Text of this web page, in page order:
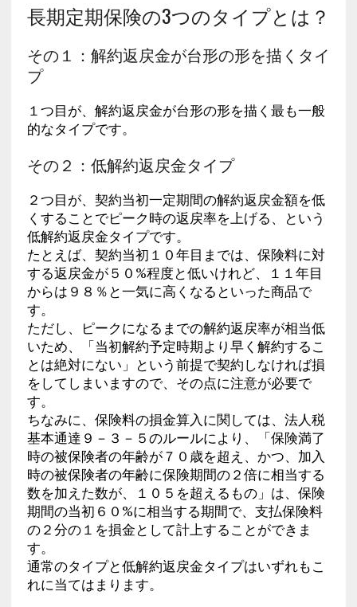
長期定期保険の3つのタイプとは？
その１：解約返戻金が台形の形を描くタイ
プ
１つ目が、解約返戻金が台形の形を描く最も一般
的なタイプです。
その２：低解約返戻金タイプ
２つ目が、契約当初一定期間の解約返戻金額を低
くすることでピーク時の返戻率を上げる、という
低解約返戻金タイプです。
たとえば、契約当初１０年目までは、保険料に対
する返戻金が５０%程度と低いけれど、１１年目
からは９８％と一気に高くなるといった商品で
す。
ただし、ピークになるまでの解約返戻率が相当低
いため、「当初解約予定時期より早く解約するこ
とは絶対にない」という前提で契約しなければ損
をしてしまいますので、その点に注意が必要で
す。
ちなみに、保険料の損金算入に関しては、法人税
基本通達９－３－５のルールにより、「保険満了
時の被保険者の年齢が７０歳を超え、かつ、加入
時の被保険者の年齢に保険期間の２倍に相当する
数を加えた数が、１０５を超えるもの」は、保険
期間の当初６０%に相当する期間で、支払保険料
の２分の１を損金として計上することができま
す。
通常のタイプと低解約返戻金タイプはいずれもこ
れに当てはまります。